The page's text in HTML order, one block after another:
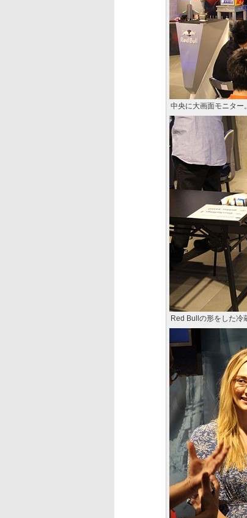
中央に大画面モニター
Red Bullの形をした冷